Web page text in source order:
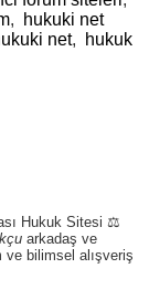
,
hukuki net
net,
hukuk
Hukuk Sitesi ⚖️
arkadaş ve
bilimsel alışveriş